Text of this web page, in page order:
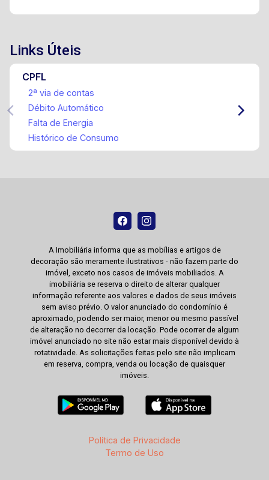
Links Úteis
CPFL
2ª via de contas
Débito Automático
Falta de Energia
Histórico de Consumo
A Imobiliária informa que as mobílias e artigos de
decoração são meramente ilustrativos - não fazem parte do
imóvel, exceto nos casos de imóveis mobiliados. A
imobiliária se reserva o direito de alterar qualquer
informação referente aos valores e dados de seus imóveis
sem aviso prévio. O valor anunciado do condomínio é
aproximado, podendo ser maior, menor ou mesmo passível
de alteração no decorrer da locação. Pode ocorrer de algum
imóvel anunciado no site não estar mais disponível devido à
rotatividade. As solicitações feitas pelo site não implicam
em reserva, compra, venda ou locação de quaisquer
imóveis.
Política de Privacidade
Termo de Uso